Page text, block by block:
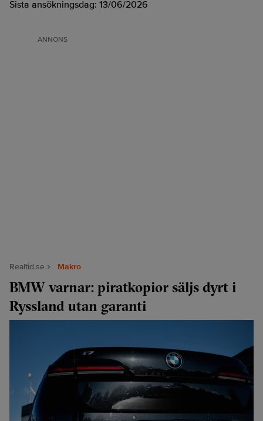
Sista ansökningsdag: 13/06/2026
ANNONS
Realtid.se Makro
BMW varnar: piratkopior säljs dyrt i
Ryssland utan garanti